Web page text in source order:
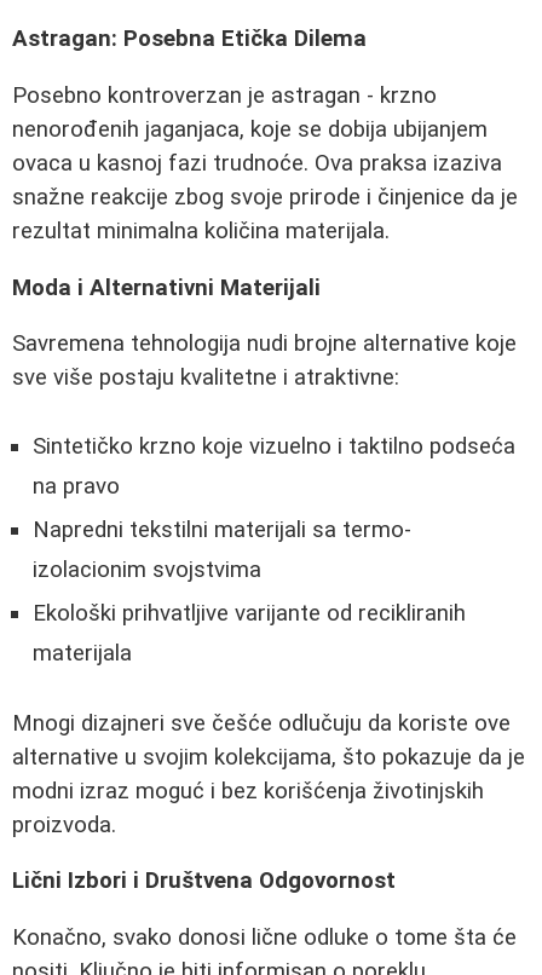
Astragan: Posebna Etička Dilema
Posebno kontroverzan je astragan - krzno
nenorođenih jaganjaca, koje se dobija ubijanjem
ovaca u kasnoj fazi trudnoće. Ova praksa izaziva
snažne reakcije zbog svoje prirode i činjenice da je
rezultat minimalna količina materijala.
Moda i Alternativni Materijali
Savremena tehnologija nudi brojne alternative koje
sve više postaju kvalitetne i atraktivne:
Sintetičko krzno koje vizuelno i taktilno podseća
na pravo
Napredni tekstilni materijali sa termo-
izolacionim svojstvima
Ekološki prihvatljive varijante od recikliranih
materijala
Mnogi dizajneri sve češće odlučuju da koriste ove
alternative u svojim kolekcijama, što pokazuje da je
modni izraz moguć i bez korišćenja životinjskih
proizvoda.
Lični Izbori i Društvena Odgovornost
Konačno, svako donosi lične odluke o tome šta će